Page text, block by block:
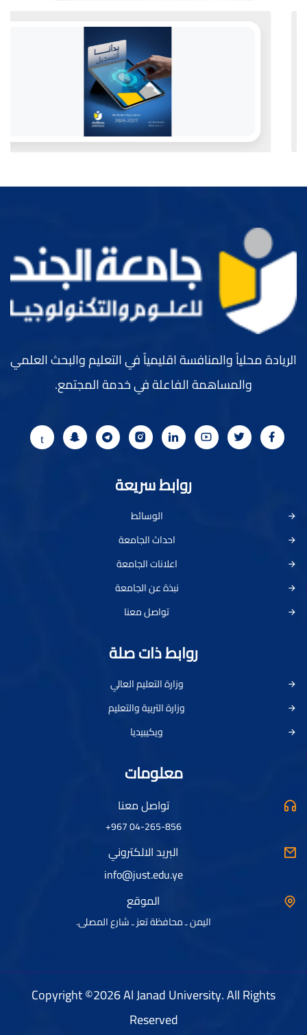
الريادة محلياً والمنافسة اقليمياً في التعليم والبحث العلمي
والمساهمة الفاعلة في خدمة المجتمع.
روابط سريعة
الوسائط
احداث الجامعة
اعلانات الجامعة
نبذة عن الجامعة
تواصل معنا
روابط ذات صلة
وزارة التعليم العالي
وزارة التربية والتعليم
ويكيبيديا
معلومات
تواصل معنا
04-265-856 967+
البريد الالكتروني
info@just.edu.ye
الموقع
اليمن ـ محافظة تعز ـ شارع المصلى.
Copyright ©2026 Al Janad University. All Rights
Reserved